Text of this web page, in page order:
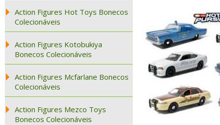
Action Figures Hot Toys Bonecos
Colecionáveis
Action Figures Kotobukiya
Bonecos Colecionáveis
Action Figures Mcfarlane Bonecos
Colecionáveis
Action Figures Mezco Toys
Bonecos Colecionáveis